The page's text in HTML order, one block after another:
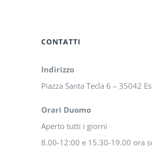
CONTATTI
Indirizzo
Piazza Santa Tecla 6 – 35042
Orari Duomo
Aperto tutti i giorni
8.00-12:00 e 15.30-19.00 ora